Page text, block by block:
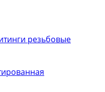
резьбовые